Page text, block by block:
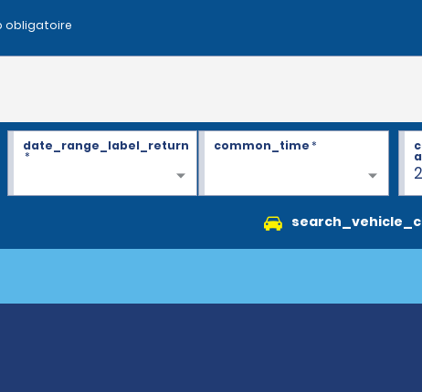
obligatoire
date_range_label_return
*
common_time*